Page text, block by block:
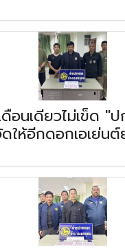
อนเดียวไม่เข็ด "
ให้อีกดอกเอเย่นต์